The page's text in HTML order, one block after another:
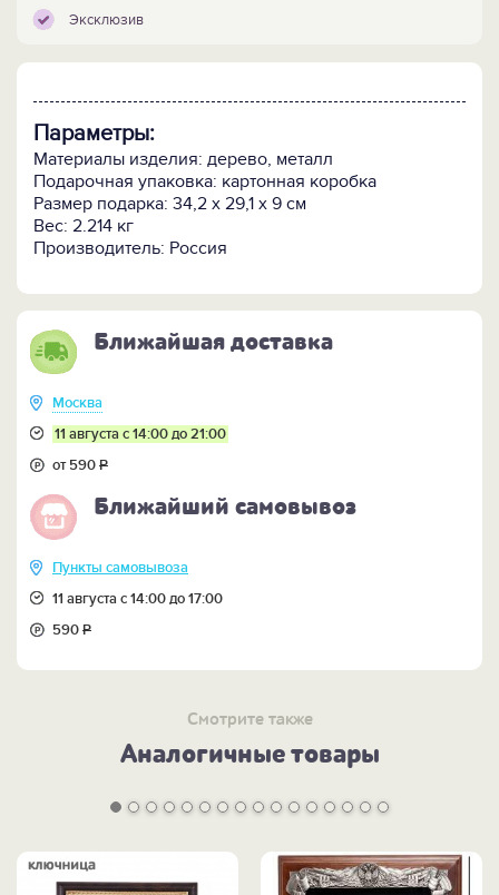
Эксклюзив
Параметры:
Материалы изделия: дерево, металл
Подарочная упаковка: картонная коробка
Размер подарка: 34,2 х 29,1 х 9 см
Вес: 2.214 кг
Производитель: Россия
Ближайшая доставка
Москва
11 августа с 14:00 до 21:00
от 590Р
Ближайший самовывоз
Пункты самовывоза
11 августа с 14:00 до 17:00
590Р
Смотрите также
Аналогичные товары